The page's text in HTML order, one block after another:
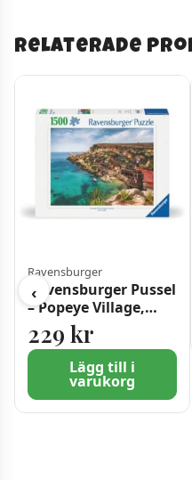
Relaterade
‹
Ravensburger
Ravensburger Pussel
– Popeye Village,
Malta 1500 bitar
229 kr
Lägg till i
varukorg